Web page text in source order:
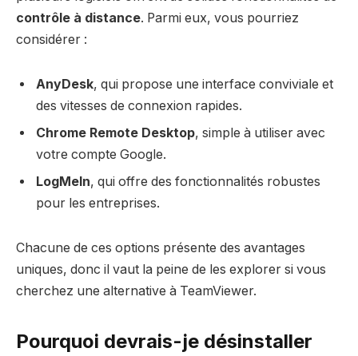
contrôle à distance. Parmi eux, vous pourriez
considérer :
AnyDesk, qui propose une interface conviviale et
des vitesses de connexion rapides.
Chrome Remote Desktop, simple à utiliser avec
votre compte Google.
LogMeIn, qui offre des fonctionnalités robustes
pour les entreprises.
Chacune de ces options présente des avantages
uniques, donc il vaut la peine de les explorer si vous
cherchez une alternative à TeamViewer.
Pourquoi devrais-je désinstaller